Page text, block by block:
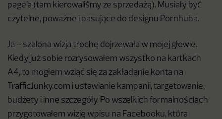
page’a (tam kierowaliśmy ze sprzedażą). Musiały być
czytelne, poważne i pasujące do designu Pornhuba.
Ja – szalona wizja trochę dojrzewała w mojej głowie.
Kiedy już sobie rozrysowałem wszystko na kartkach
A4, to mogłem wziąć się za zakładanie konta na
TrafficJunky.com i ustawianie kampanii, targetowanie,
budżety i inne szczegóły. Po wszelkich formalnościach
przygotowałem wizję wpisu na Facebooku, która